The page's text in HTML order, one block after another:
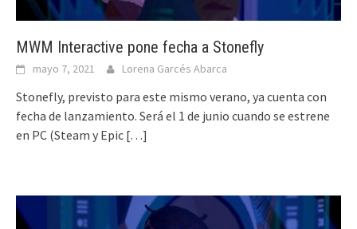
MWM Interactive pone fecha a Stonefly
mayo 7, 2021 Lorena Garcés Abarca
Stonefly, previsto para este mismo verano, ya cuenta con
fecha de lanzamiento. Será el 1 de junio cuando se estrene
en PC (Steam y Epic […]